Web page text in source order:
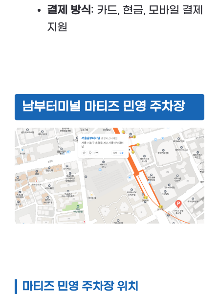
결제 방식: 카드, 현금, 모바일 결제
지원
남부터미널 마티즈 민영 주차장
마티즈 민영 주차장 위치